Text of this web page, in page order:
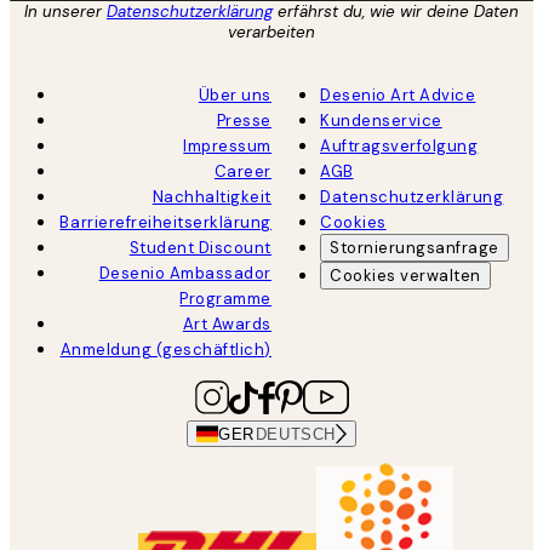
In unsererDatenschutzerklärungerfährst du, wie wir deine Daten
verarbeiten
Über uns
Presse
Impressum
Career
Nachhaltigkeit
Barrierefreiheitserklärung
Student Discount
Desenio Ambassador
Programme
Art Awards
Anmeldung (geschäftlich)
Desenio Art Advice
Kundenservice
Auftragsverfolgung
AGB
Datenschutzerklärung
Cookies
Stornierungsanfrage
Cookies verwalten
GER DEUTSCH